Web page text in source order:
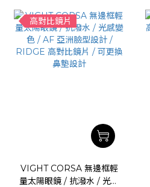
高對比鏡片
VIGHT CORSA 無邊框輕
量太陽眼鏡 / 抗潑水 / 光感